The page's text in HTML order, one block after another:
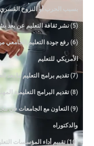
بسبب الحرب أو النزوح
(5) نشر ثقافة التعليم عن بعد بشكل تفاعلي
(6) رفع جودة التعليم
الأمريكي للتعليم
(7) تقديم برامج التعليم ما بعد الجامعي
(8) تقديم البرامج التعليمية المهنية
(9) التعاون مع الجامعات في
والدكتوراه
(10) تقييم أداء المؤسسات